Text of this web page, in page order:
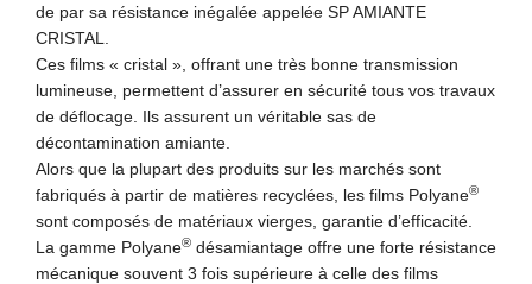
de par sa résistance inégalée appelée SP AMIANTE
CRISTAL.
Ces films « cristal », offrant une très bonne transmission
lumineuse, permettent d’assurer en sécurité tous vos travaux
de déflocage. Ils assurent un véritable sas de
décontamination amiante.
Alors que la plupart des produits sur les marchés sont
fabriqués à partir de matières recyclées, les films Polyane®
sont composés de matériaux vierges, garantie d’efficacité.
La gamme Polyane® désamiantage offre une forte résistance
mécanique souvent 3 fois supérieure à celle des films